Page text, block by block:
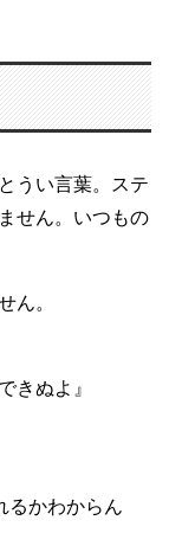
うい言葉。ステ
せん。いつもの
ん。
きぬよ』
るかわからん